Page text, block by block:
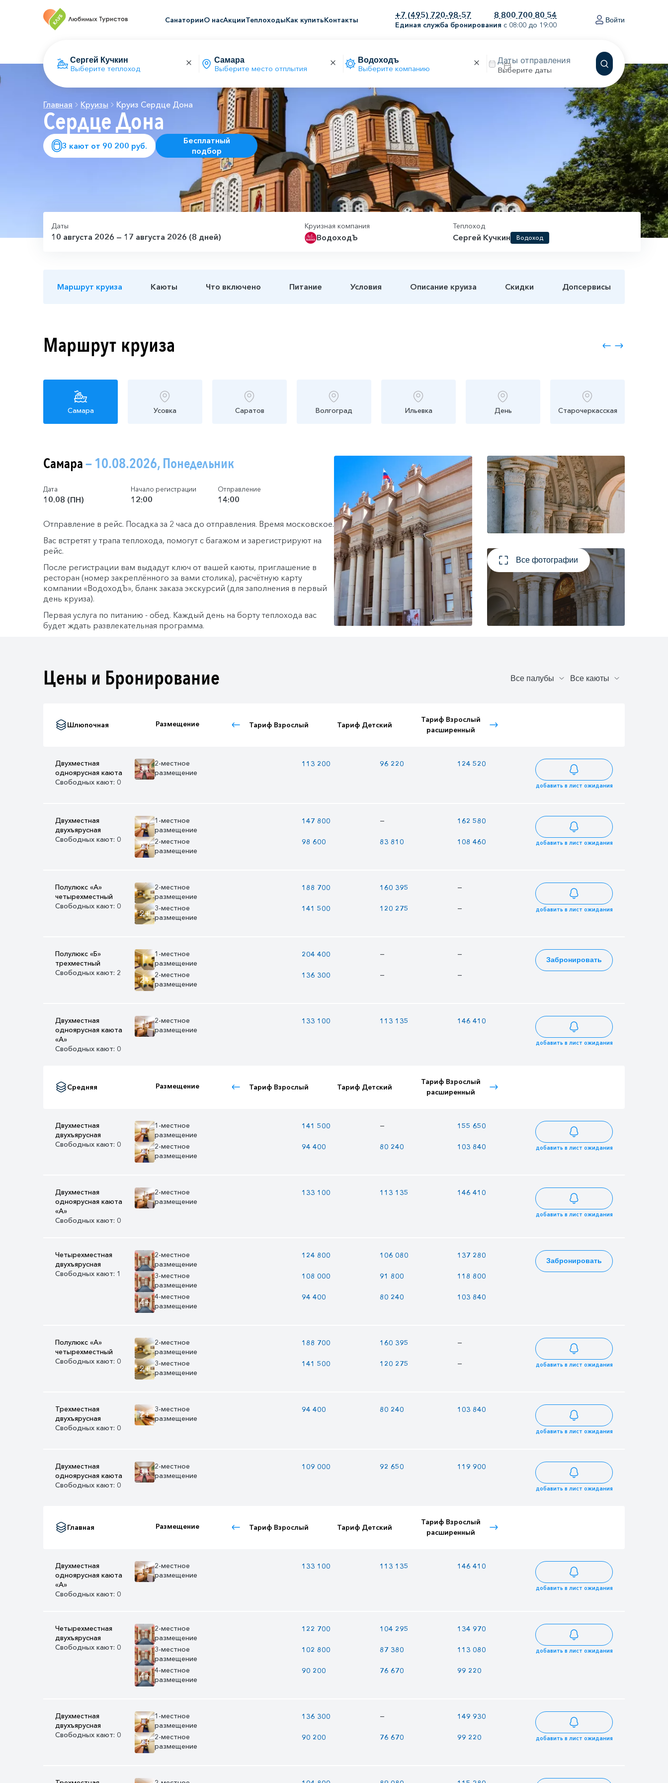
СанаторииО насАкцииТеплоходыКак купитьКонтакты
+7 (495) 720-98-57 8 800 700 80 54
Единая служба бронирования с 08:00 до 19:00
Войти
Выберите теплоход Выберите место отплытия Выберите компанию Выберите даты
Главная Круизы Круиз Сердце Дона
Сердце Дона
3 кают от 90 200 руб.
Бесплатный
подбор
Даты
10 августа 2026 — 17 августа 2026 (8 дней)
Круизная компания
ВодоходЪ
Теплоход
Сергей Кучкин Водоход
Маршрут круиза Каюты Что включено Питание Условия Описание круиза Скидки Допсервисы
Маршрут круиза
Самара Усовка Саратов Волгоград Ильевка День Старочеркасская
Самара— 10.08.2026, Понедельник
Дата
10.08 (ПН)
Начало регистрации
12:00
Отправление
14:00
Отправление в рейс. Посадка за 2 часа до отправления. Время московское.
Вас встретят у трапа теплохода, помогут с багажом и зарегистрируют на
рейс.
После регистрации вам выдадут ключ от вашей каюты, приглашение в
ресторан (номер закреплённого за вами столика), расчётную карту
компании «ВодоходЪ», бланк заказа экскурсий (для заполнения в первый
день круиза).
Первая услуга по питанию - обед. Каждый день на борту теплохода вас
будет ждать развлекательная программа.
Все фотографии
Цены и Бронирование
Шлюпочная Размещение Тариф Взрослый Тариф Детский
Тариф Взрослый
расширенный
Двухместная
одноярусная каюта
Свободных кают: 0
3+
2-местное
размещение
113 200 96 220 124 520 107 540
добавить в лист ожидания
Двухместная
двухъярусная
Свободных кают: 0
1-местное
размещение
147 800 — 162 580 —
2+
2-местное
размещение
98 600 83 810 108 460 93 670
добавить в лист ожидания
Полулюкс «А»
четырехместный
Свободных кают: 0
2-местное
размещение
188 700 160 395 — 179 265
2+
3-местное
размещение
141 500 120 275 — 134 425
добавить в лист ожидания
Полулюкс «Б»
трехместный
Свободных кают: 2
1-местное
размещение
204 400 — — —
2+
2-местное
размещение
136 300 — —
Забронировать
Двухместная
одноярусная каюта
«А»
Свободных кают: 0
1+
2-местное
размещение
133 100 113 135 146 410 126 445
добавить в лист ожидания
Средняя Размещение Тариф Взрослый Тариф Детский
Тариф Взрослый
расширенный
Двухместная
двухъярусная
Свободных кают: 0
1-местное
размещение
141 500 — 155 650 —
2+
2-местное
размещение
94 400 80 240 103 840 89 680
добавить в лист ожидания
Двухместная
одноярусная каюта
«А»
Свободных кают: 0
1+
2-местное
размещение
133 100 113 135 146 410 126 445
добавить в лист ожидания
Четырехместная
двухъярусная
Свободных кают: 1
2-местное
размещение
124 800 106 080 137 280 118 560
3-местное
размещение
108 000 91 800 118 800
4+
4-местное
размещение
94 400 80 240 103 840
Забронировать
Полулюкс «А»
четырехместный
Свободных кают: 0
2-местное
размещение
188 700 160 395 — 179 265
2+
3-местное
размещение
141 500 120 275 — 134 425
добавить в лист ожидания
Трехместная
двухъярусная
Свободных кают: 0
2+
3-местное
размещение
94 400 80 240 103 840 89 680
добавить в лист ожидания
Двухместная
одноярусная каюта
Свободных кают: 0
3+
2-местное
размещение
109 000 92 650 119 900 103 550
добавить в лист ожидания
Главная Размещение Тариф Взрослый Тариф Детский
Тариф Взрослый
расширенный
Двухместная
одноярусная каюта
«А»
Свободных кают: 0
1+
2-местное
размещение
133 100 113 135 146 410 126 445
добавить в лист ожидания
Четырехместная
двухъярусная
Свободных кают: 0
2-местное
размещение
122 700 104 295 134 970 116 565
3-местное
размещение
102 800 87 380 113 080 97 660
4+
4-местное
размещение
90 200 76 670 99 220
добавить в лист ожидания
Двухместная
двухъярусная
Свободных кают: 0
1-местное
размещение
136 300 — 149 930 —
2+
2-местное
размещение
90 200 76 670 99 220 85 690
добавить в лист ожидания